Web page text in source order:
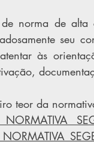
norma de alta
seu
às
teor da
NORMATIVA
NORMATIVA